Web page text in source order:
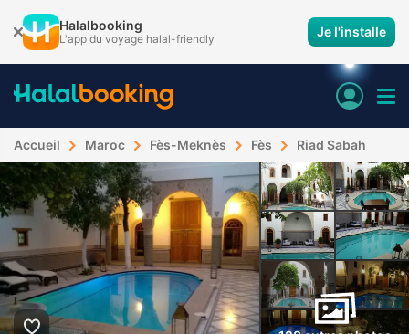
Halalbooking
L'app du voyage halal-friendly Je l'installe
Accueil Maroc Fès-Meknès Fès Riad Sabah